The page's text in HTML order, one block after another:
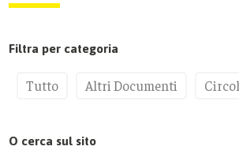
Filtra per categoria
Tutto Altri Documenti
O cerca sul sito